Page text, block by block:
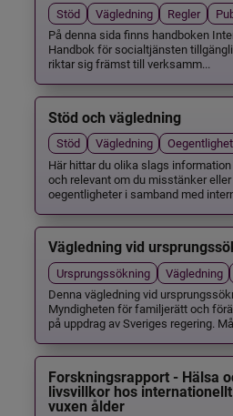
Stöd Vägledning Regler
På denna sida finns handboken
Handbok för socialtjänsten
riktar sig främst till verksamm...
Stöd och vägledning
Stöd Vägledning
Här hittar du olika slags
och relevant om du misstänker
oegentligheter i samband med
Vägledning vid
Ursprungssökning Vägledning
Denna vägledning vid
Myndigheten för familjerätt och
på uppdrag av Sveriges regering.
Forskningsrapport - Hälsa
livsvillkor hos
vuxen ålder